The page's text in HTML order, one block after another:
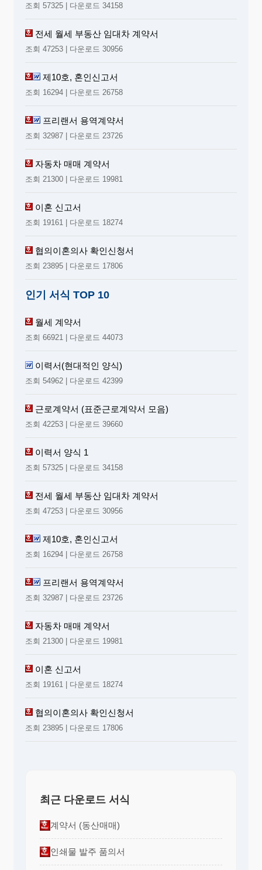
조회 57325 | 다운로드 34158
전세 월세 부동산 임대차 계약서
조회 47253 | 다운로드 30956
제10호, 혼인신고서
조회 16294 | 다운로드 26758
프리랜서 용역계약서
조회 32987 | 다운로드 23726
자동차 매매 계약서
조회 21300 | 다운로드 19981
이혼 신고서
조회 19161 | 다운로드 18274
협의이혼의사 확인신청서
조회 23895 | 다운로드 17806
인기 서식 TOP 10
월세 계약서
조회 66921 | 다운로드 44073
이력서(현대적인 양식)
조회 54962 | 다운로드 42399
근로계약서 (표준근로계약서 모음)
조회 42253 | 다운로드 39660
이력서 양식 1
조회 57325 | 다운로드 34158
전세 월세 부동산 임대차 계약서
조회 47253 | 다운로드 30956
제10호, 혼인신고서
조회 16294 | 다운로드 26758
프리랜서 용역계약서
조회 32987 | 다운로드 23726
자동차 매매 계약서
조회 21300 | 다운로드 19981
이혼 신고서
조회 19161 | 다운로드 18274
협의이혼의사 확인신청서
조회 23895 | 다운로드 17806
최근 다운로드 서식
계약서 (동산매매)
인쇄물 발주 품의서